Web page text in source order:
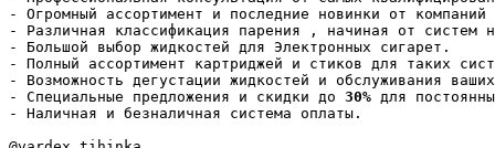
- Огромный ассортимент и последние новинки от
- Различная классификация парения , начиная от систем
- Большой выбор жидкостей для Электронных сигарет.
- Полный ассортимент картриджей и стиков для таких
- Возможность дегустации жидкостей и обслуживания
- Специальные предложения и скидки до 30% для
- Наличная и безналичная система оплаты.